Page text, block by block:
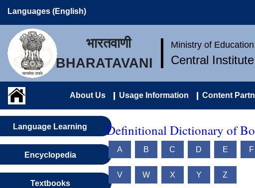
Languages (English)
भारतवाणी
BHARATAVANI
Ministry of
Central
About Us Usage Information Content
Language Learning
Encyclopedia
Textbooks
Definitional Dictionary of
A B C D E F
V W X Y Z